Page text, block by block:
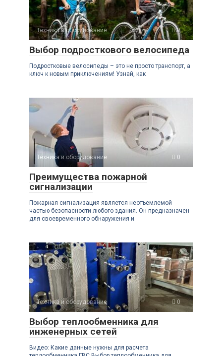
Техника и оборудование 0
Выбор подросткового велосипеда
Подростковые велосипеды – это не просто транспорт, а
ключ к новым приключениям! Узнай, как
Техника и оборудование 0
Преимущества пожарной
сигнализации
Пожарная сигнализация является неотъемлемой
частью безопасности любого здания. Он предназначен
для своевременного обнаружения и
Техника и оборудование 0
Выбор теплообменника для
инженерных сетей
Видео: Какие данные нужны для расчета